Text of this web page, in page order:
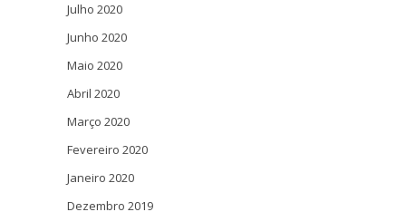
Julho 2020
Junho 2020
Maio 2020
Abril 2020
Março 2020
Fevereiro 2020
Janeiro 2020
Dezembro 2019